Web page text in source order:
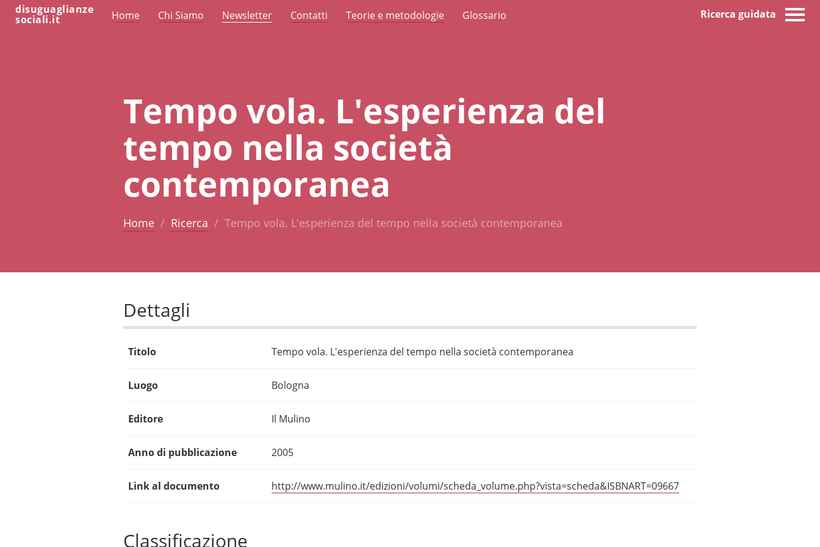
disuguaglianze
sociali.it Home Chi Siamo Newsletter Contatti Teorie e metodologie Glossario Ricerca guidata
Tempo vola. L'esperienza del
tempo nella società
contemporanea
Home Ricerca Tempo vola. L'esperienza del tempo nella società contemporanea
Dettagli
Titolo Tempo vola. L'esperienza del tempo nella società contemporanea
Luogo Bologna
Editore Il Mulino
Anno di pubblicazione 2005
Link al documento http://www.mulino.it/edizioni/volumi/scheda_volume.php?vista=scheda&ISBNART=09667
Classificazione